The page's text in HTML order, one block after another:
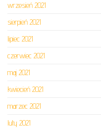
wrzesień 2021
sierpień 2021
lipiec 2021
czerwiec 2021
maj 2021
kwiecień 2021
marzec 2021
luty 2021